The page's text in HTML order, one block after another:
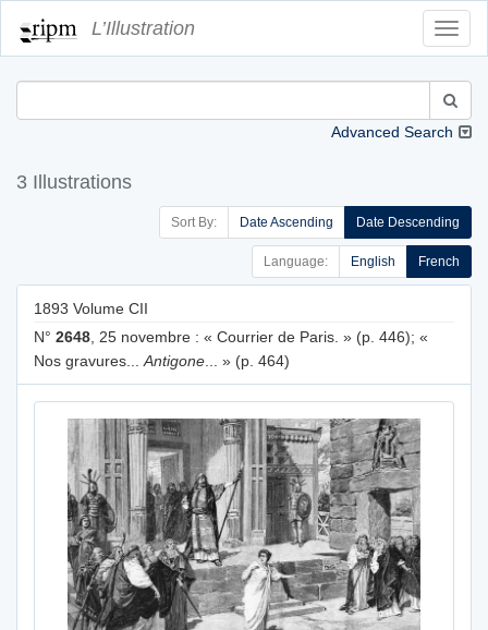
L’Illustration
Advanced Search
3 Illustrations
Sort By: Date Ascending Date Descending
Language: English French
1893 Volume CII
N° 2648 , 25 novembre : « Courrier de Paris. » (p. 446); «
Nos gravures... Antigone ... » (p. 464)